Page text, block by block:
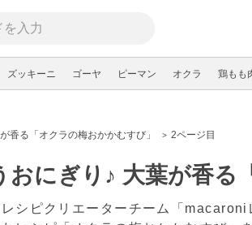
ズッキーニ ゴーヤ ピーマン オクラ 鶏もも
香る「オクラの梅おかかむすび」 2ページ目
おにぎり♪ 大葉が香る
シピクリエーターチーム「